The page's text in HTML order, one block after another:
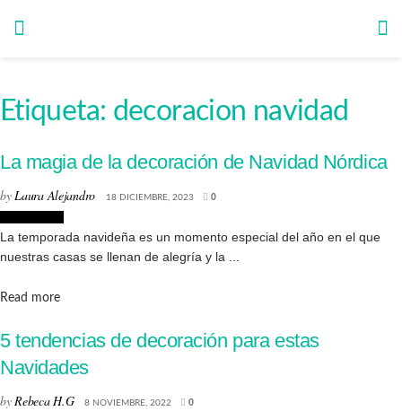
Etiqueta: decoracion navidad
La magia de la decoración de Navidad Nórdica
byLaura Alejandro 18 DICIEMBRE, 2023 0
La temporada navideña es un momento especial del año en el que
nuestras casas se llenan de alegría y la ...
Read moreDetails
5 tendencias de decoración para estas
Navidades
byRebeca H.G 8 NOVIEMBRE, 2022 0